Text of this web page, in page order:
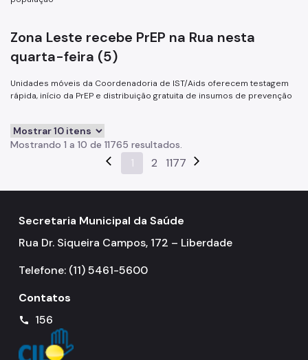
Zona Leste recebe PrEP na Rua nesta
quarta-feira (5)
Unidades móveis da Coordenadoria de IST/Aids oferecem testagem
rápida, início da PrEP e distribuição gratuita de insumos de prevenção
Mostrando 1 a 10 de 11765 resultados.
arrow_back_ios 1 2 1177 arrow_forward_ios
Secretaria Municipal da Saúde
Rua Dr. Siqueira Campos, 172 – Liberdade
Telefone: (11) 5461-5600
Contatos
call 156